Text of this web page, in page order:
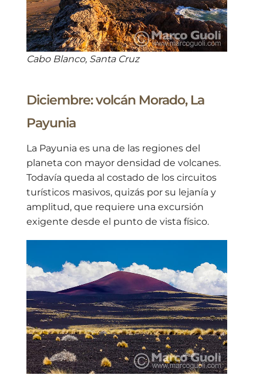
Cabo Blanco, Santa Cruz
Diciembre: volcán Morado, La
Payunia
La Payunia es una de las regiones del
planeta con mayor densidad de volcanes.
Todavía queda al costado de los circuitos
turísticos masivos, quizás por su lejanía y
amplitud, que requiere una excursión
exigente desde el punto de vista físico.